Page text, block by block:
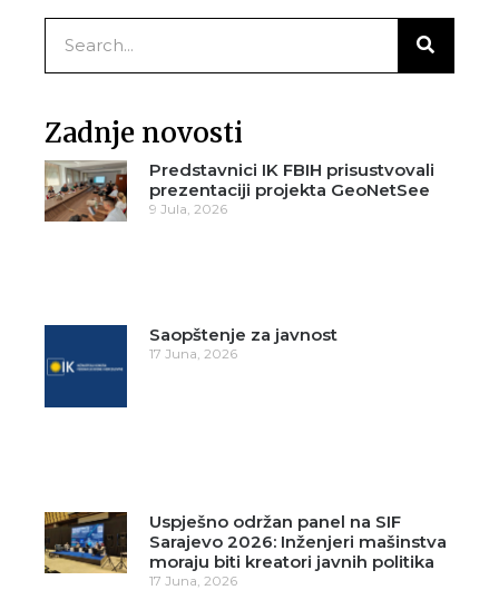
Zadnje novosti
Predstavnici IK FBIH prisustvovali
prezentaciji projekta GeoNetSee
9 Jula, 2026
Saopštenje za javnost
17 Juna, 2026
Uspješno održan panel na SIF
Sarajevo 2026: Inženjeri mašinstva
moraju biti kreatori javnih politika
17 Juna, 2026